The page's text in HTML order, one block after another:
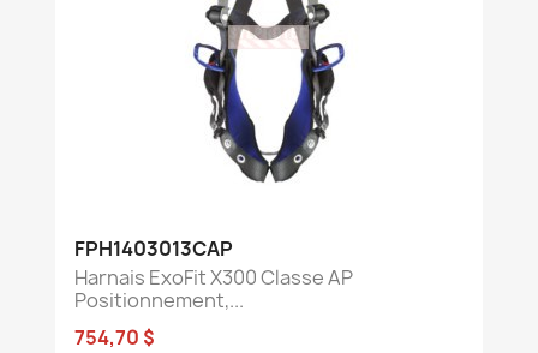
FPH1403013CAP
Harnais ExoFit X300 Classe AP
Positionnement,...
754,70 $